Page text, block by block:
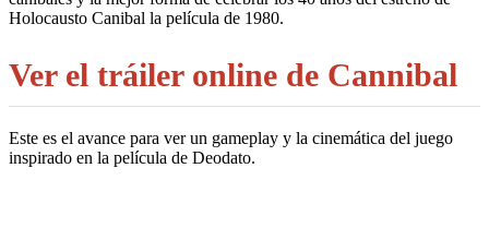
Holocausto Canibal la película de 1980.
Ver el tráiler online de Cannibal
Este es el avance para ver un gameplay y la cinemática del juego
inspirado en la película de Deodato.